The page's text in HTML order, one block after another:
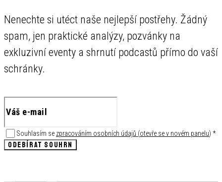
Nenechte si utéct naše nejlepší postřehy. Žádný
spam, jen praktické analýzy, pozvánky na
exkluzivní eventy a shrnutí podcastů přímo do vaší
schránky.
Souhlasím se zpracováním osobních údajů (otevře se v novém panelu) *
ODEBÍRAT SOUHRN